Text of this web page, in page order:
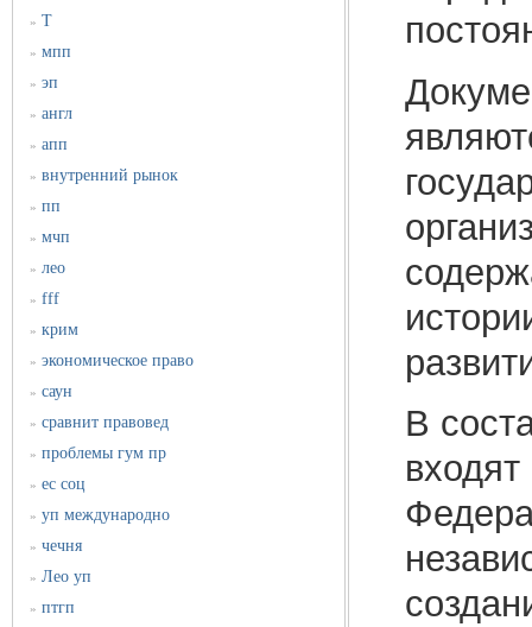
» Т
» мпп
» эп
» англ
» апп
» внутренний рынок
» пп
» мчп
» лео
» fff
» крим
» экономическое право
» саун
» сравнит правовед
» проблемы гум пр
» ес соц
» уп международно
» чечня
» Лео уп
» птгп
В